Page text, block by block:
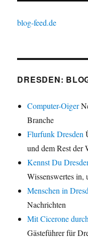
blog-feed.de
DRESDEN:
Computer-Oiger
Branche
Flurfunk Dresden
und dem Rest der
Kennst Du
Wissenswertes in,
Menschen in
Nachrichten
Mit Cicerone
Gästeführer für